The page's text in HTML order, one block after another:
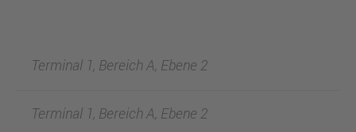
Terminal 1, Bereich A, Ebene 2
Terminal 1, Bereich A, Ebene 2